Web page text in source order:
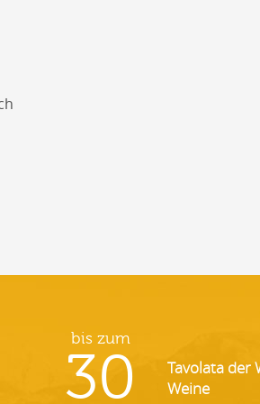
bis zum
30
Tavolata der
Weine